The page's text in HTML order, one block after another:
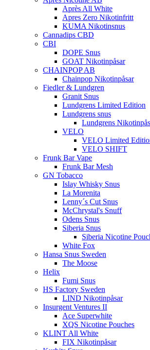
Après All White
Apres Zero Nikotinfritt
KUMA Nikotinsnus
Cannadips CBD
CBI
DOPE Snus
GOAT Nikotinpåsar
CHAINPOP AB
Chainpop Nikotinpåsar
Fiedler & Lundgren
Granit Snus
Lundgrens Limited Edition
Lundgrens snus
Lundgrens
VELO
VELO Limited
VELO SHIFT
Frunk Bar Vape
Frunk Bar Mesh
GN Tobacco
Islay Whisky Snus
La Morenita
Lenny´s Cut Snus
McChrystal's Snuff
Odens Snus
Siberia Snus
Siberia Nicotine
White Fox
Hansa Snus Sweden
The Moose
Helix
Fumi Snus
HS Factory Sweden
LIND Nikotinpåsar
Insurgent Ventures II
Ace Superwhite
XQS Nicotine Pouches
KLINT All White
FIX Nikotinpåsar